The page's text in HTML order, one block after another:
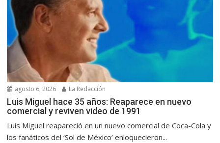
agosto 6, 2026 La Redacción
Luis Miguel hace 35 años: Reaparece en nuevo
comercial y reviven video de 1991
Luis Miguel reapareció en un nuevo comercial de Coca-Cola y
los fanáticos del ‘Sol de México’ enloquecieron...